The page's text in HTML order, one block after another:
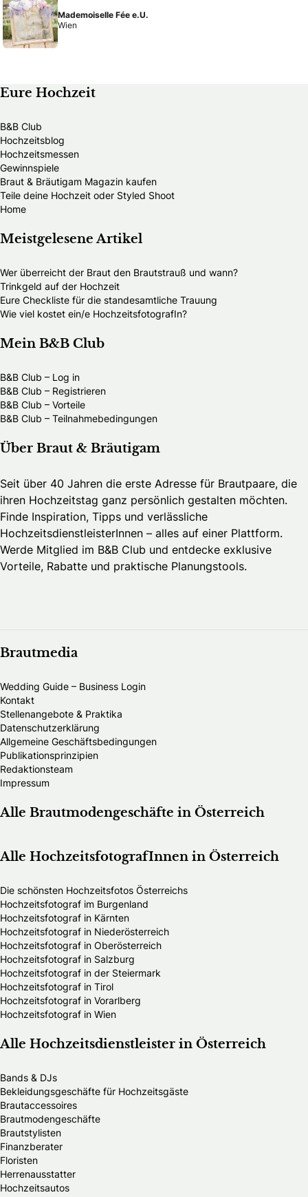
Mademoiselle Fée e.U.
Wien
Eure Hochzeit
B&B Club
Hochzeitsblog
Hochzeitsmessen
Gewinnspiele
Braut & Bräutigam Magazin kaufen
Teile deine Hochzeit oder Styled Shoot
Home
Meistgelesene Artikel
Wer überreicht der Braut den Brautstrauß und wann?
Trinkgeld auf der Hochzeit
Eure Checkliste für die standesamtliche Trauung
Wie viel kostet ein/e HochzeitsfotografIn?
Mein B&B Club
B&B Club – Log in
B&B Club – Registrieren
B&B Club – Vorteile
B&B Club – Teilnahmebedingungen
Über Braut & Bräutigam
Seit über 40 Jahren die erste Adresse für Brautpaare, die
ihren Hochzeitstag ganz persönlich gestalten möchten.
Finde Inspiration, Tipps und verlässliche
HochzeitsdienstleisterInnen – alles auf einer Plattform.
Werde Mitglied im B&B Club und entdecke exklusive
Vorteile, Rabatte und praktische Planungstools.
Brautmedia
Wedding Guide – Business Login
Kontakt
Stellenangebote & Praktika
Datenschutzerklärung
Allgemeine Geschäftsbedingungen
Publikationsprinzipien
Redaktionsteam
Impressum
Alle Brautmodengeschäfte in Österreich
Alle HochzeitsfotografInnen in Österreich
Die schönsten Hochzeitsfotos Österreichs
Hochzeitsfotograf im Burgenland
Hochzeitsfotograf in Kärnten
Hochzeitsfotograf in Niederösterreich
Hochzeitsfotograf in Oberösterreich
Hochzeitsfotograf in Salzburg
Hochzeitsfotograf in der Steiermark
Hochzeitsfotograf in Tirol
Hochzeitsfotograf in Vorarlberg
Hochzeitsfotograf in Wien
Alle Hochzeitsdienstleister in Österreich
Bands & DJs
Bekleidungsgeschäfte für Hochzeitsgäste
Brautaccessoires
Brautmodengeschäfte
Brautstylisten
Finanzberater
Floristen
Herrenausstatter
Hochzeitsautos